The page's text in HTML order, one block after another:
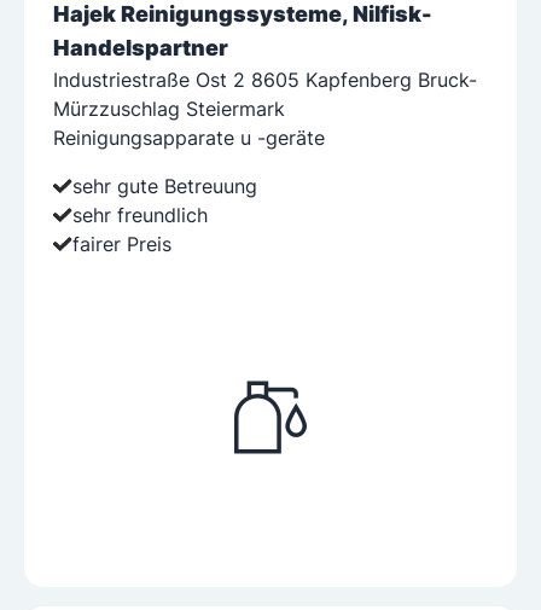
Hajek Reinigungssysteme, Nilfisk-
Handelspartner
Industriestraße Ost 2 8605 Kapfenberg Bruck-
Mürzzuschlag Steiermark
Reinigungsapparate u -geräte
sehr gute Betreuung
sehr freundlich
fairer Preis